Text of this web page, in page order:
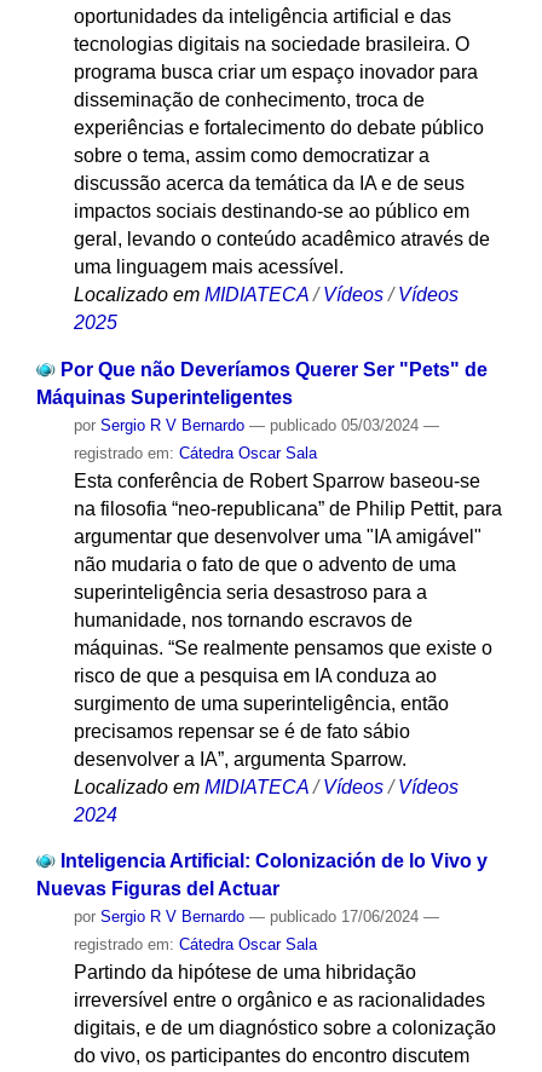
oportunidades da inteligência artificial e das
tecnologias digitais na sociedade brasileira. O
programa busca criar um espaço inovador para
disseminação de conhecimento, troca de
experiências e fortalecimento do debate público
sobre o tema, assim como democratizar a
discussão acerca da temática da IA e de seus
impactos sociais destinando-se ao público em
geral, levando o conteúdo acadêmico através de
uma linguagem mais acessível.
Localizado em MIDIATECA /Vídeos /Vídeos
2025
Por Que não Deveríamos Querer Ser "Pets" de
Máquinas Superinteligentes
por Sergio R V Bernardo — publicado05/03/2024 —
registrado em: Cátedra Oscar Sala
Esta conferência de Robert Sparrow baseou-se
na filosofia “neo-republicana” de Philip Pettit, para
argumentar que desenvolver uma "IA amigável"
não mudaria o fato de que o advento de uma
superinteligência seria desastroso para a
humanidade, nos tornando escravos de
máquinas. “Se realmente pensamos que existe o
risco de que a pesquisa em IA conduza ao
surgimento de uma superinteligência, então
precisamos repensar se é de fato sábio
desenvolver a IA”, argumenta Sparrow.
Localizado em MIDIATECA /Vídeos /Vídeos
2024
Inteligencia Artificial: Colonización de lo Vivo y
Nuevas Figuras del Actuar
por Sergio R V Bernardo — publicado17/06/2024 —
registrado em: Cátedra Oscar Sala
Partindo da hipótese de uma hibridação
irreversível entre o orgânico e as racionalidades
digitais, e de um diagnóstico sobre a colonização
do vivo, os participantes do encontro discutem